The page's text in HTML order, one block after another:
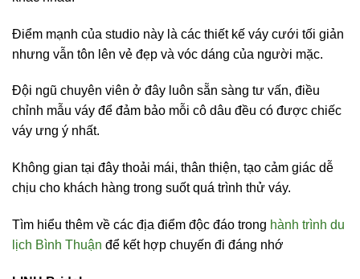
Điểm mạnh của studio này là các thiết kế váy cưới tối giản
nhưng vẫn tôn lên vẻ đẹp và vóc dáng của người mặc.
Đội ngũ chuyên viên ở đây luôn sẵn sàng tư vấn, điều
chỉnh mẫu váy để đảm bảo mỗi cô dâu đều có được chiếc
váy ưng ý nhất.
Không gian tại đây thoải mái, thân thiện, tạo cảm giác dễ
chịu cho khách hàng trong suốt quá trình thử váy.
Tìm hiểu thêm về các địa điểm độc đáo trong hành trình du
lịch Bình Thuận để kết hợp chuyến đi đáng nhớ